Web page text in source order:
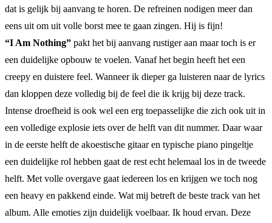
dat is gelijk bij aanvang te horen. De refreinen nodigen meer dan
eens uit om uit volle borst mee te gaan zingen. Hij is fijn!
“I Am Nothing” pakt het bij aanvang rustiger aan maar toch is er
een duidelijke opbouw te voelen. Vanaf het begin heeft het een
creepy en duistere feel. Wanneer ik dieper ga luisteren naar de lyrics
dan kloppen deze volledig bij de feel die ik krijg bij deze track.
Intense droefheid is ook wel een erg toepasselijke die zich ook uit in
een volledige explosie iets over de helft van dit nummer. Daar waar
in de eerste helft de akoestische gitaar en typische piano pingeltje
een duidelijke rol hebben gaat de rest echt helemaal los in de tweede
helft. Met volle overgave gaat iedereen los en krijgen we toch nog
een heavy en pakkend einde. Wat mij betreft de beste track van het
album. Alle emoties zijn duidelijk voelbaar. Ik houd ervan. Deze